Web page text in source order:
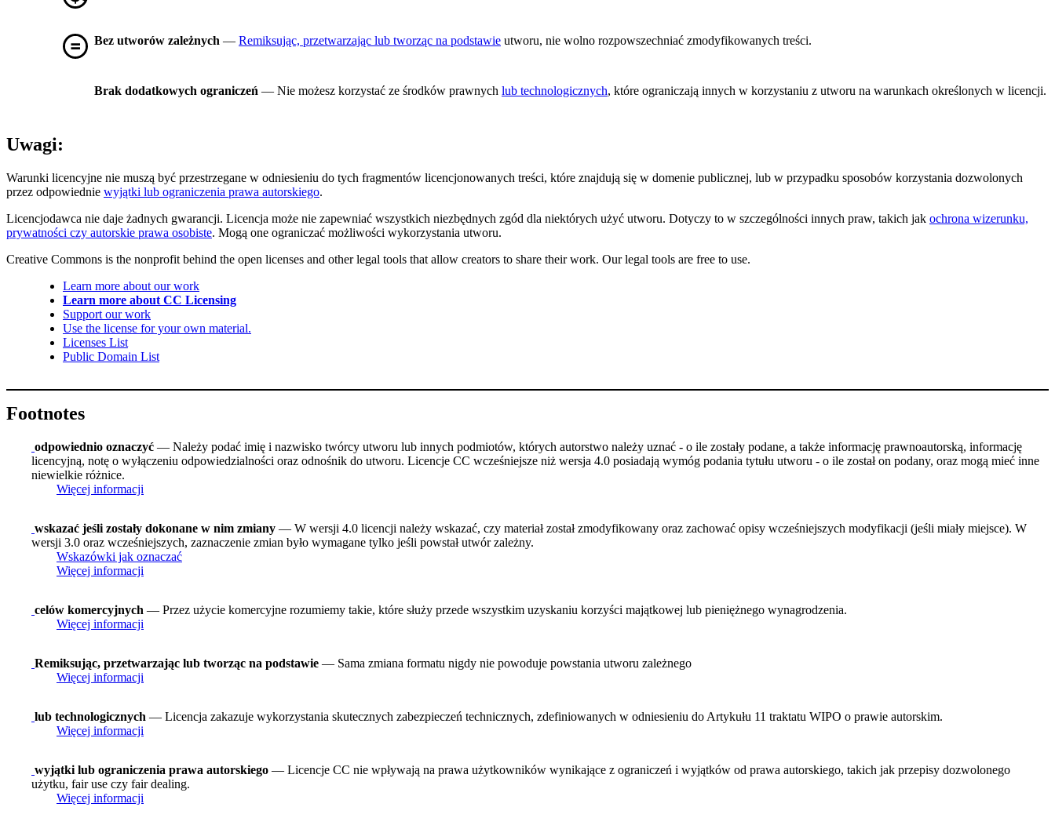
Bez utworów zależnych — Remiksując, przetwarzając lub tworząc na podstawie utworu, nie wolno rozpowszechniać zmodyfikowanych treści.
Brak dodatkowych ograniczeń — Nie możesz korzystać ze środków prawnych lub technologicznych, które ograniczają innych w korzystaniu z utworu na warunkach określonych w licencji.
Uwagi:
Warunki licencyjne nie muszą być przestrzegane w odniesieniu do tych fragmentów licencjonowanych treści, które znajdują się w domenie publicznej, lub w przypadku sposobów korzystania dozwolonych
przez odpowiednie wyjątki lub ograniczenia prawa autorskiego.
Licencjodawca nie daje żadnych gwarancji. Licencja może nie zapewniać wszystkich niezbędnych zgód dla niektórych użyć utworu. Dotyczy to w szczególności innych praw, takich jak ochrona wizerunku,
prywatności czy autorskie prawa osobiste. Mogą one ograniczać możliwości wykorzystania utworu.
Creative Commons is the nonprofit behind the open licenses and other legal tools that allow creators to share their work. Our legal tools are free to use.
Learn more about our work
Learn more about CC Licensing
Support our work
Use the license for your own material.
Licenses List
Public Domain List
Footnotes
odpowiednio oznaczyć — Należy podać imię i nazwisko twórcy utworu lub innych podmiotów, których autorstwo należy uznać - o ile zostały podane, a także informację prawnoautorską, informację
licencyjną, notę o wyłączeniu odpowiedzialności oraz odnośnik do utworu. Licencje CC wcześniejsze niż wersja 4.0 posiadają wymóg podania tytułu utworu - o ile został on podany, oraz mogą mieć inne
niewielkie różnice.
Więcej informacji
wskazać jeśli zostały dokonane w nim zmiany — W wersji 4.0 licencji należy wskazać, czy materiał został zmodyfikowany oraz zachować opisy wcześniejszych modyfikacji (jeśli miały miejsce). W
wersji 3.0 oraz wcześniejszych, zaznaczenie zmian było wymagane tylko jeśli powstał utwór zależny.
Wskazówki jak oznaczać
Więcej informacji
celów komercyjnych — Przez użycie komercyjne rozumiemy takie, które służy przede wszystkim uzyskaniu korzyści majątkowej lub pieniężnego wynagrodzenia.
Więcej informacji
Remiksując, przetwarzając lub tworząc na podstawie — Sama zmiana formatu nigdy nie powoduje powstania utworu zależnego
Więcej informacji
lub technologicznych — Licencja zakazuje wykorzystania skutecznych zabezpieczeń technicznych, zdefiniowanych w odniesieniu do Artykułu 11 traktatu WIPO o prawie autorskim.
Więcej informacji
wyjątki lub ograniczenia prawa autorskiego — Licencje CC nie wpływają na prawa użytkowników wynikające z ograniczeń i wyjątków od prawa autorskiego, takich jak przepisy dozwolonego
użytku, fair use czy fair dealing.
Więcej informacji